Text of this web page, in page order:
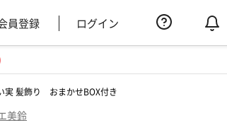
員登録 ログイン
実 髪飾り おまかせBOX付き
美鈴